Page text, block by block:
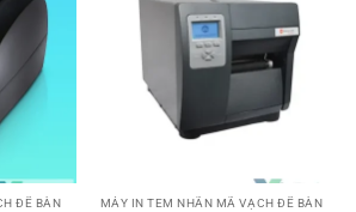
ĐỂ BÀN MÁY IN TEM NHÃN MÃ VẠCH ĐỂ BÀN